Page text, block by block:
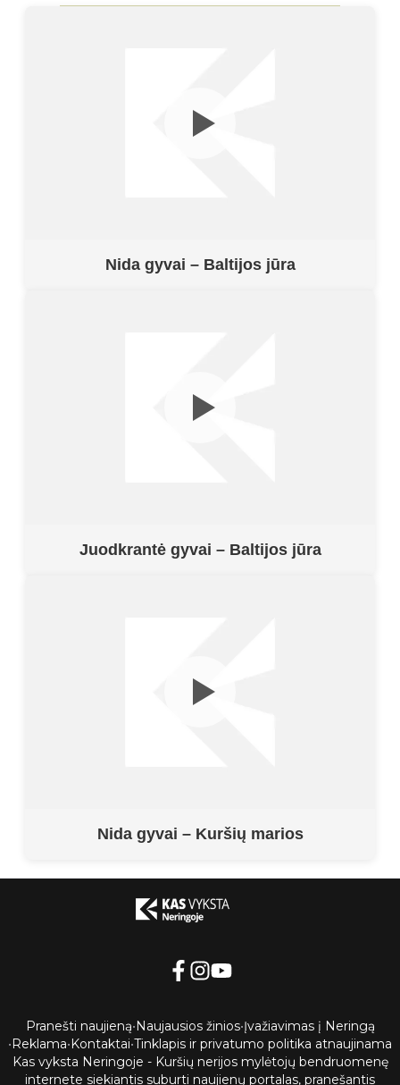
Nida gyvai – Baltijos jūra
Juodkrantė gyvai – Baltijos jūra
Nida gyvai – Kuršių marios
Pranešti naujieną•Naujausios žinios•Įvažiavimas į Neringą
•Reklama•Kontaktai•Tinklapis ir privatumo politika atnaujinama
Kas vyksta Neringoje - Kuršių nerijos mylėtojų bendruomenę
internete siekiantis suburti naujienų portalas, pranešantis